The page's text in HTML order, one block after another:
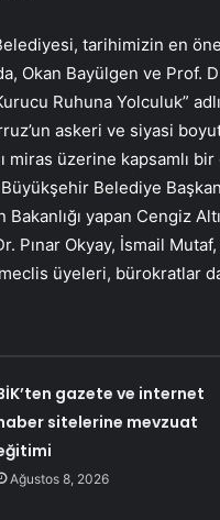
tarihimizin en
Okan Bayülgen ve
Ruhuna Yolculuk”
askeri ve siyasi
miras üzerine kapsamlı
Belediye Başkanı
Bakanlığı yapan Cengiz
Pınar Okyay, İsmail
üyeleri, bürokratlar
gazete ve internet
sitelerine mevzuat
Ağustos 8, 2026